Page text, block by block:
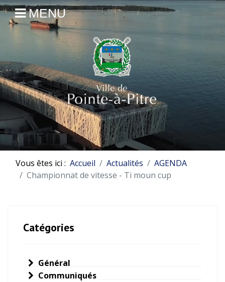
MENU
Vous êtes ici : Accueil Actualités
AGENDA
Championnat de vitesse - Ti moun cup
Catégories
Général
Communiqués